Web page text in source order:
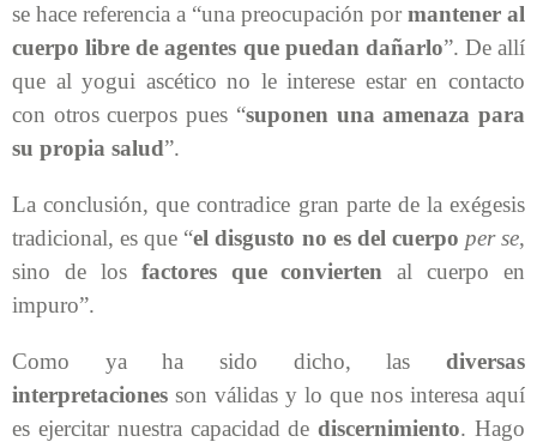
se hace referencia a “una preocupación por mantener al
cuerpo libre de agentes que puedan dañarlo”. De allí
que al yogui ascético no le interese estar en contacto
con otros cuerpos pues “suponen una amenaza para
su propia salud”.
La conclusión, que contradice gran parte de la exégesis
tradicional, es que “el disgusto no es del cuerpo per se,
sino de los factores que convierten al cuerpo en
impuro”.
Como ya ha sido dicho, las diversas
interpretaciones son válidas y lo que nos interesa aquí
es ejercitar nuestra capacidad dediscernimiento. Hago